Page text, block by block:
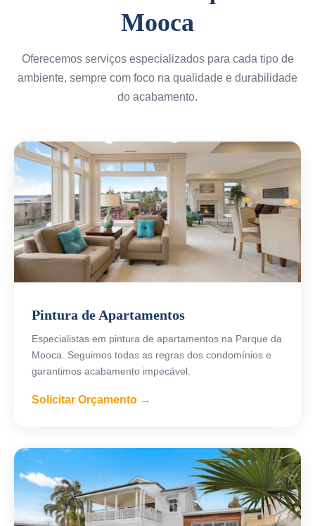
Mooca
Oferecemos serviços especializados para cada tipo de
ambiente, sempre com foco na qualidade e durabilidade
do acabamento.
Pintura de Apartamentos
Especialistas em pintura de apartamentos na Parque da
Mooca. Seguimos todas as regras dos condomínios e
garantimos acabamento impecável.
Solicitar Orçamento →